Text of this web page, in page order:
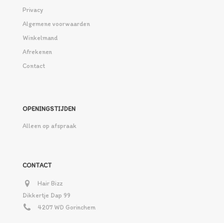
Privacy
Algemene voorwaarden
Winkelmand
Afrekenen
Contact
OPENINGSTIJDEN
Alleen op afspraak
CONTACT
Hair Bizz
Dikkertje Dap 99
4207 WD Gorinchem